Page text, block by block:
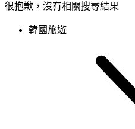
很抱歉，沒有相關搜尋結果
韓國旅遊